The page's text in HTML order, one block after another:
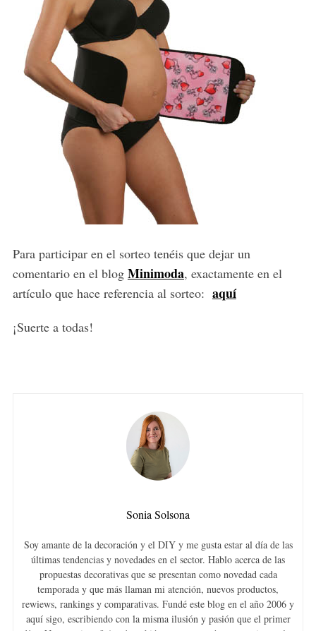
Para participar en el sorteo tenéis que dejar un
comentario en el blog Minimoda, exactamente en el
artículo que hace referencia al sorteo: aquí
¡Suerte a todas!
Sonia Solsona
Soy amante de la decoración y el DIY y me gusta estar al día de las
últimas tendencias y novedades en el sector. Hablo acerca de las
propuestas decorativas que se presentan como novedad cada
temporada y que más llaman mi atención, nuevos productos,
rewiews, rankings y comparativas. Fundé este blog en el año 2006 y
aquí sigo, escribiendo con la misma ilusión y pasión que el primer